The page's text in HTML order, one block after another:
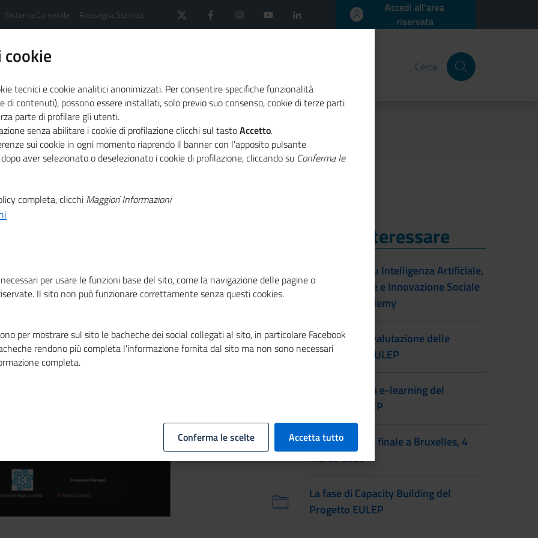
Sistema Camerale Rassegna Stampa
Accedi all'area
riservata
Cerca
- European Learning Experience Platform
Sociale nel TURISMO (panel “Imprese”)
Group
nel
Ti Potrebbe Interessare
I corsi Eulep su Intelligenza Artificiale,
Realtà Virtuale e Innovazione Sociale
nella PID Academy
Il Manuale di valutazione delle
competenze EULEP
La piattaforma e-learning del
progetto EULEP
La Conferenza finale a Bruxelles, 4
marzo 2026
La fase di Capacity Building del
Progetto EULEP
tecnici e cookie analitici anonimizzati. Per consentire specifiche funzionalità
di contenuti), possono essere installati, solo previo suo consenso, cookie di terze parti
parte di profilare gli utenti.
senza abilitare i cookie di profilazione clicchi sul tastoAccetto.
sui cookie in ogni momento riaprendo il banner con l'apposito pulsante
aver selezionato o deselezionato i cookie di profilazione, cliccando su Conferma le
completa, clicchi Maggiori Informazioni
per usare le funzioni base del sito, come la navigazione delle pagine o
Il sito non può funzionare correttamente senza questi cookies.
per mostrare sul sito le bacheche dei social collegati al sito, in particolare Facebook
rendono più completa l'informazione fornita dal sito ma non sono necessari
completa.
Conferma le scelte Accetta tutto